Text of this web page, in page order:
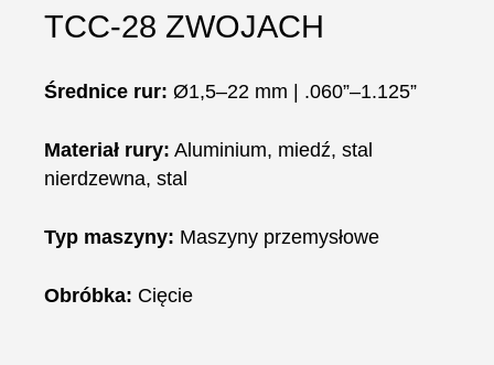
TCC-28 ZWOJACH
Średnice rur: Ø1,5–22 mm | .060”–1.125”
Materiał rury: Aluminium, miedź, stal
nierdzewna, stal
Typ maszyny: Maszyny przemysłowe
Obróbka: Cięcie